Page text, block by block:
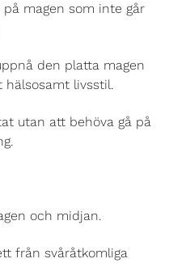
magen som inte går
den platta magen
hälsosamt livsstil.
utan att behöva gå på
och midjan.
från svåråtkomliga